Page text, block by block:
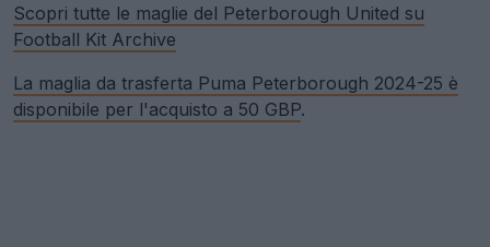
Scopri tutte le maglie del Peterborough United su
Football Kit Archive
La maglia da trasferta Puma Peterborough 2024-25 è
disponibile per l'acquisto a 50 GBP.